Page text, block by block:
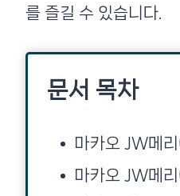
를 즐길 수 있습니다.
문서 목차
마카오 JW메
마카오 JW메